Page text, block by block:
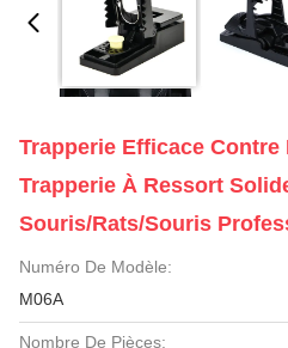
Trapperie Efficace Contre
Trapperie À Ressort
Souris/rats/souris
Numéro De Modèle:
M06A
Nombre De Pièces: